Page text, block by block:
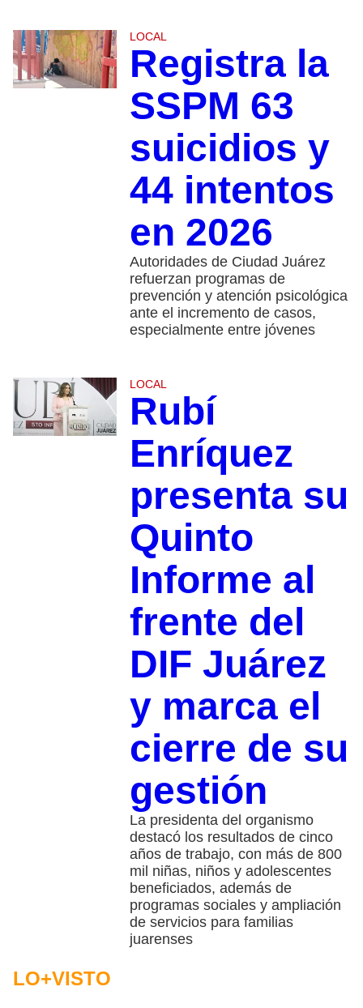
LOCAL
Registra la
SSPM 63
suicidios y
44 intentos
en 2026
Autoridades de Ciudad Juárez
refuerzan programas de
prevención y atención psicológica
ante el incremento de casos,
especialmente entre jóvenes
LOCAL
Rubí
Enríquez
presenta su
Quinto
Informe al
frente del
DIF Juárez
y marca el
cierre de su
gestión
La presidenta del organismo
destacó los resultados de cinco
años de trabajo, con más de 800
mil niñas, niños y adolescentes
beneficiados, además de
programas sociales y ampliación
de servicios para familias
juarenses
LO+VISTO